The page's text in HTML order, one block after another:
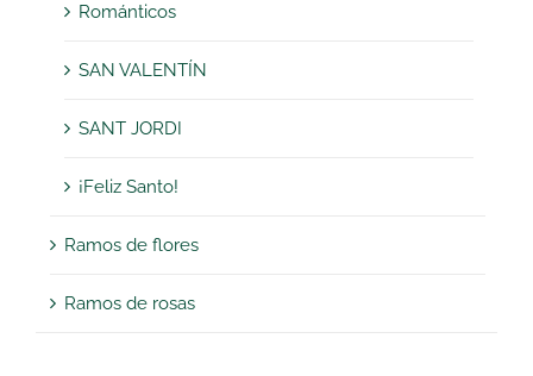
Románticos
SAN VALENTÍN
SANT JORDI
¡Feliz Santo!
Ramos de flores
Ramos de rosas